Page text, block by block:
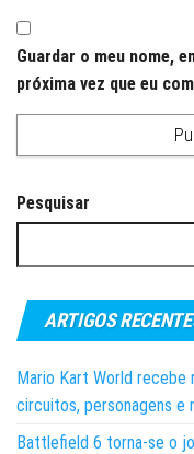
Guardar o meu nome,
próxima vez que eu
Pesquisar
ARTIGOS
Mario Kart World recebe
circuitos, personagens e
Battlefield 6 torna-se o